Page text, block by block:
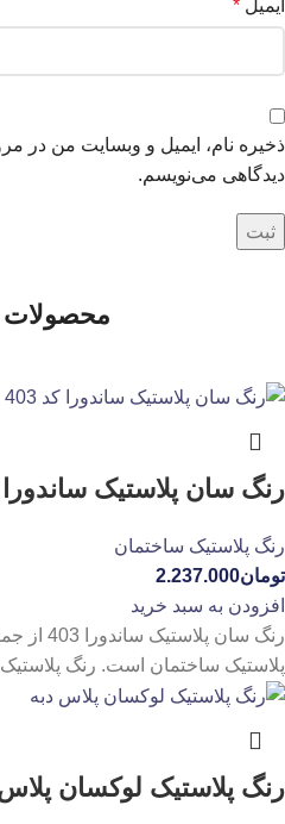
ایمیل *
ذخیره نام، ایمیل و وبسایت من در
دیدگاهی می‌نویسم.
محصولات
رنگ سان پلاستیک ساندورا کد 403
رنگ پلاستیک ساختمان
تومان2.237.000
افزودن به سبد خرید
رنگ سان
پلاستیک ساختمان است. رنگ
رنگ پلاستیک لوکسان